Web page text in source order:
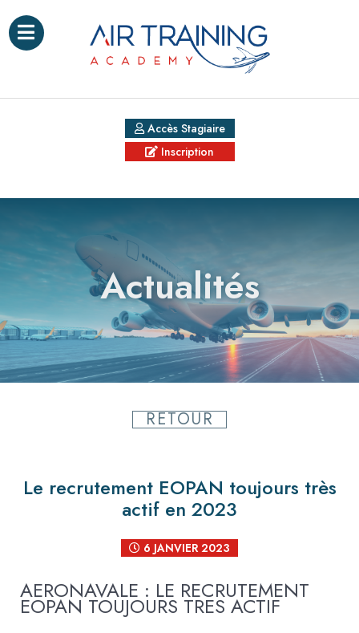
Accès Stagiaire
Inscription
Actualités
RETOUR
Le recrutement EOPAN toujours très
actif en 2023
6 JANVIER 2023
AERONAVALE : LE RECRUTEMENT
EOPAN TOUJOURS TRES ACTIF